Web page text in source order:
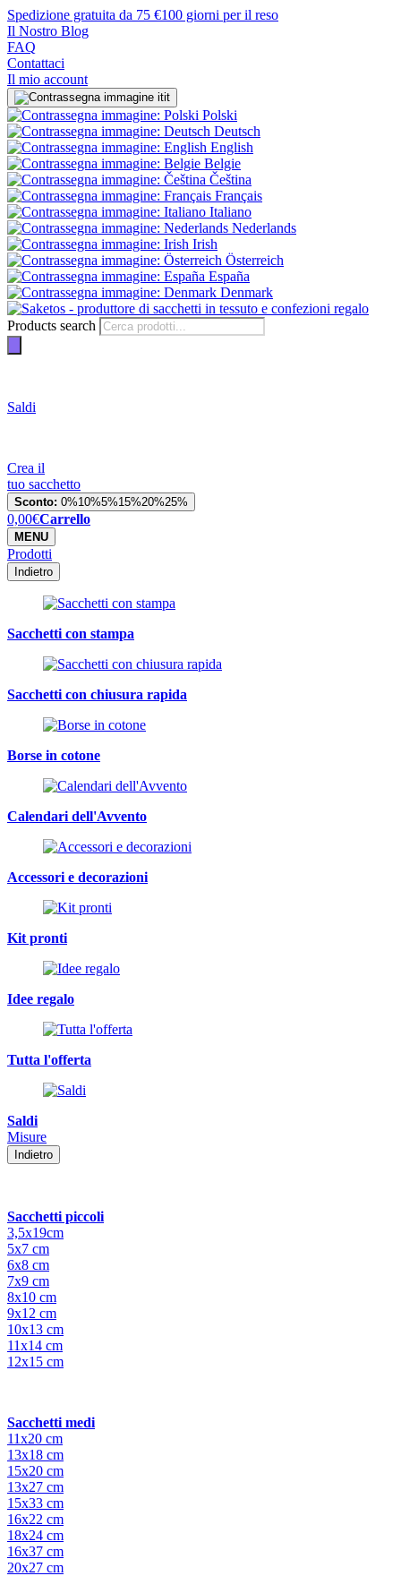
Spedizione gratuita da 75 €100 giorni per il reso
Il Nostro Blog
FAQ
Contattaci
Il mio account
it
Polski
Deutsch
English
Belgie
Čeština
Français
Italiano
Nederlands
Irish
Österreich
España
Denmark
Products search
Saldi
Crea il
tuo sacchetto
Sconto: 0%10%5%15%20%25%
0,00€Carrello
MENU
Prodotti
Indietro
Sacchetti con stampa
Sacchetti con chiusura rapida
Borse in cotone
Calendari dell'Avvento
Accessori e decorazioni
Kit pronti
Idee regalo
Tutta l'offerta
Saldi
Misure
Indietro
Sacchetti piccoli
3,5x19cm
5x7 cm
6x8 cm
7x9 cm
8x10 cm
9x12 cm
10x13 cm
11x14 cm
12x15 cm
Sacchetti medi
11x20 cm
13x18 cm
15x20 cm
13x27 cm
15x33 cm
16x22 cm
18x24 cm
16x37 cm
20x27 cm